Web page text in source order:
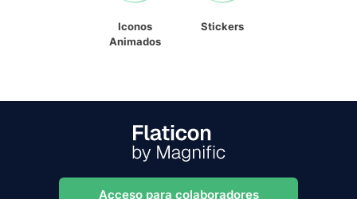
Iconos
Animados
Stickers
Acceso para colaboradores